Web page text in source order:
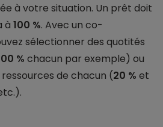
à votre situation. Un prêt doit
à 100 %. Avec un co-
sélectionner des quotités
% chacun par exemple) ou
de chacun (20 % et